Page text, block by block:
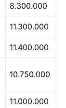
8.300.000
11.300.000
11.400.000
10.750.000
11.000.000